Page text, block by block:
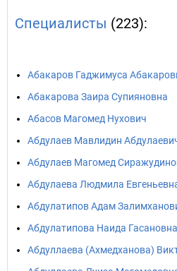
Специалисты (223):
Абакаров Гаджимуса
Абакарова Заира Супияновна
Абасов Магомед Нухович
Абдулаев Мавлидин
Абдулаев Магомед
Абдулаева Людмила
Абдулатипов Адам
Абдулатипова Наида Гасановна
Абдуллаева (Ахмедханова)